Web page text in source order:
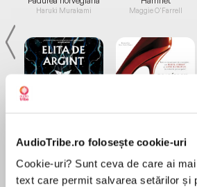
AudioTribe.ro folosește cookie-uri
Cookie-uri? Sunt ceva de care ai
text care permit salvarea setărilor și
Haruki Murakami
de...
Dani Francis
Maggie O'Farrell
la...
Lauren Weisberger